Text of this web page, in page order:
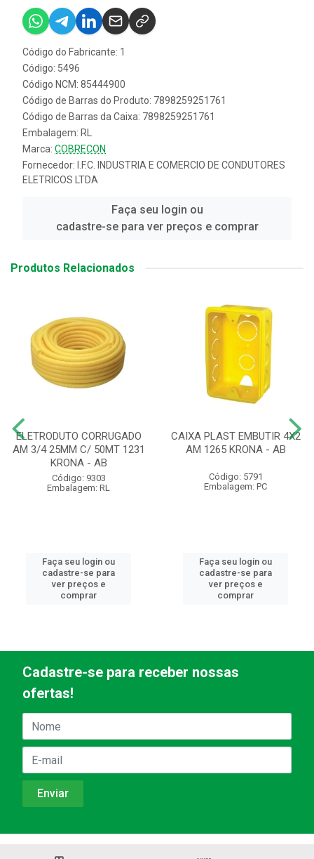
Código do Fabricante: 1
Código: 5496
Código NCM: 85444900
Código de Barras do Produto: 7898259251761
Código de Barras da Caixa: 7898259251761
Embalagem: RL
Marca: COBRECON
Fornecedor:
I.F.C. INDUSTRIA E COMERCIO DE CONDUTORES
ELETRICOS LTDA
Faça seu login ou
cadastre-se para ver preços e comprar
Produtos Relacionados
ELETRODUTO CORRUGADO
AM 3/4 25MM C/ 50MT 1231
KRONA - AB
Código: 9303
Embalagem: RL
Faça seu login ou
cadastre-se para
ver preços e
comprar
CAIXA PLAST EMBUTIR 4X2
AM 1265 KRONA - AB
Código: 5791
Embalagem: PC
Faça seu login ou
cadastre-se para
ver preços e
comprar
Cadastre-se para receber nossas
ofertas!